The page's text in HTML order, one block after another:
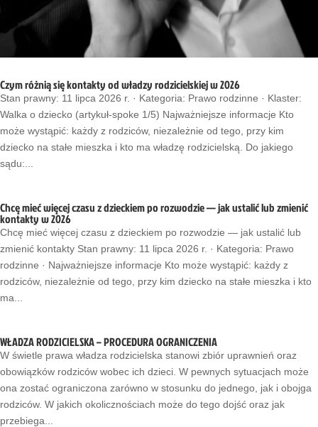
Czym różnią się kontakty od władzy rodzicielskiej w 2026
Stan prawny: 11 lipca 2026 r. · Kategoria: Prawo rodzinne · Klaster:
Walka o dziecko (artykuł-spoke 1/5) Najważniejsze informacje Kto
może wystąpić: każdy z rodziców, niezależnie od tego, przy kim
dziecko na stałe mieszka i kto ma władzę rodzicielską. Do jakiego
sądu:...
Chcę mieć więcej czasu z dzieckiem po rozwodzie — jak ustalić lub zmienić
kontakty w 2026
Chcę mieć więcej czasu z dzieckiem po rozwodzie — jak ustalić lub
zmienić kontakty Stan prawny: 11 lipca 2026 r. · Kategoria: Prawo
rodzinne · Najważniejsze informacje Kto może wystąpić: każdy z
rodziców, niezależnie od tego, przy kim dziecko na stałe mieszka i kto
ma...
WŁADZA RODZICIELSKA – PROCEDURA OGRANICZENIA
W świetle prawa władza rodzicielska stanowi zbiór uprawnień oraz
obowiązków rodziców wobec ich dzieci. W pewnych sytuacjach może
ona zostać ograniczona zarówno w stosunku do jednego, jak i obojga
rodziców. W jakich okolicznościach może do tego dojść oraz jak
przebiega...